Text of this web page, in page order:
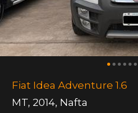
Fiat Idea Adventure 1.6
MT, 2014, Nafta